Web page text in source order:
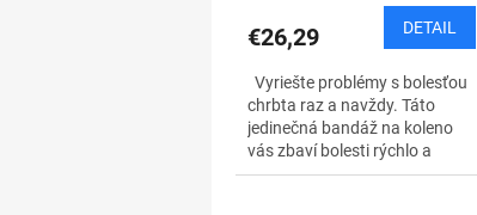
€26,29 DETAIL
Vyriešte problémy s bolesťou
chrbta raz a navždy. Táto
jedinečná bandáž na koleno
vás zbaví bolesti rýchlo a
jednoducho, a to priamo pri jej